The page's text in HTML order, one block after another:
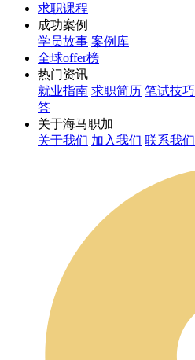
求职课程
成功案例
学员故事 案例库
全球offer榜
热门资讯
就业指南 求职简历 笔试技巧
答
关于海马职加
关于我们 加入我们 联系我们